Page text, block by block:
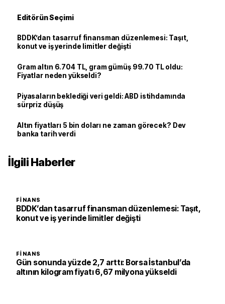
Editörün Seçimi
BDDK’dan tasarruf finansman düzenlemesi: Taşıt,
konut ve iş yerinde limitler değişti
Gram altın 6.704 TL, gram gümüş 99.70 TL oldu:
Fiyatlar neden yükseldi?
Piyasaların beklediği veri geldi: ABD istihdamında
sürpriz düşüş
Altın fiyatları 5 bin doları ne zaman görecek? Dev
banka tarih verdi
İlgili Haberler
FINANS
BDDK’dan tasarruf finansman düzenlemesi: Taşıt,
konut ve iş yerinde limitler değişti
FINANS
Gün sonunda yüzde 2,7 arttı: Borsa İstanbul’da
altının kilogram fiyatı 6,67 milyona yükseldi